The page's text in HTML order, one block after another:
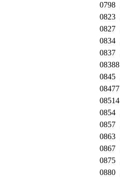
0798
0823
0827
0834
0837
08388
0845
08477
08514
0854
0857
0863
0867
0875
0880